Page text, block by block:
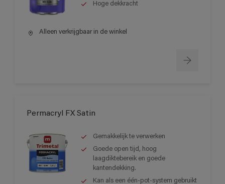
Hoge dekkracht
Alleen verkrijgbaar in de winkel
Permacryl FX Satin
Gemakkelijk te verwerken
Goede open tijd, hoog
laagdiktebereik en goede
kantendekking.
Kan als een één-pot-system gebruikt